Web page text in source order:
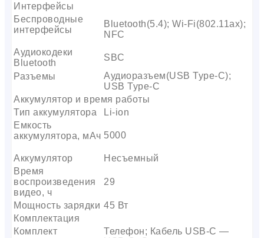
Интерфейсы
Беспроводные
интерфейсы
Bluetooth(5.4); Wi-Fi(802.11ax);
NFC
Аудиокодеки
Bluetooth
SBC
Разъемы
Аудиоразъем(USB Type-C);
USB Type-C
Аккумулятор и время работы
Тип аккумулятора
Li-ion
Емкость
аккумулятора, мАч 5000
Аккумулятор
Несъемный
Время
воспроизведения
видео, ч
29
Мощность зарядки 45 Вт
Комплектация
Комплект
Телефон; Кабель USB-C —